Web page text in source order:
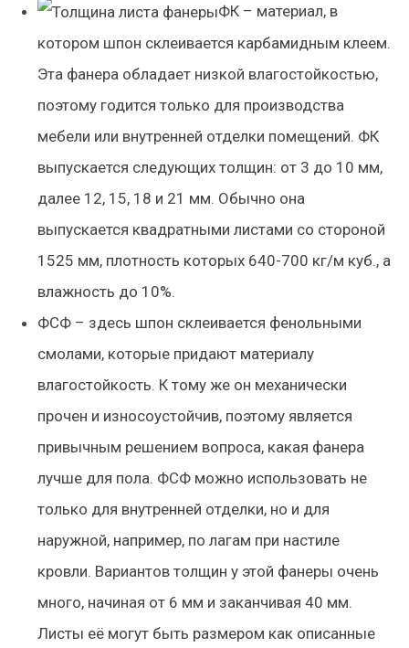
ФК – материал, в
котором шпон склеивается карбамидным клеем.
Эта фанера обладает низкой влагостойкостью,
поэтому годится только для производства
мебели или внутренней отделки помещений. ФК
выпускается следующих толщин: от 3 до 10 мм,
далее 12, 15, 18 и 21 мм. Обычно она
выпускается квадратными листами со стороной
1525 мм, плотность которых 640-700 кг/м куб., а
влажность до 10%.
ФСФ – здесь шпон склеивается фенольными
смолами, которые придают материалу
влагостойкость. К тому же он механически
прочен и износоустойчив, поэтому является
привычным решением вопроса, какая фанера
лучше для пола. ФСФ можно использовать не
только для внутренней отделки, но и для
наружной, например, по лагам при настиле
кровли. Вариантов толщин у этой фанеры очень
много, начиная от 6 мм и заканчивая 40 мм.
Листы её могут быть размером как описанные